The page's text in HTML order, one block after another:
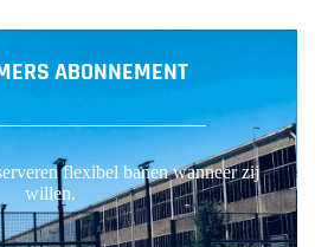
ABONNEMENT
flexibel banen wanneer zij
willen.